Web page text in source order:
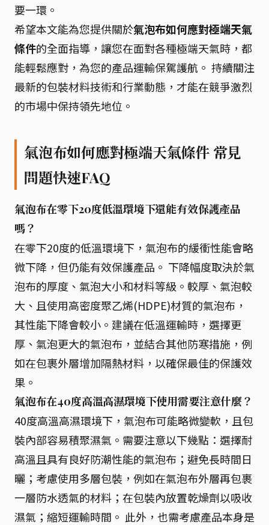
要一環。
希望本文能為您提供關於氣泡布如何應對極端天氣
條件的全面指導，讓您在面對各種極端天氣時，都
能輕鬆應對，為您的產品運輸保駕護航。 持續關注
最新的包裝材料技術和行業動態，才能在競爭激烈
的市場中保持領先地位。
氣泡布如何應對極端天氣條件 常見
問題快速FAQ
氣泡布在零下20度低溫環境下還能有效保護產品
嗎？
在零下20度的低溫環境下，氣泡布的緩衝性能會略
微下降，但仍能有效保護產品。 下降幅度取決於氣
泡布的厚度、氣泡大小和材料等級。較厚、氣泡較
大、且使用高密度聚乙烯(HDPE)材質的氣泡布，
其性能下降會較小。建議在低溫運輸時，選擇更
厚、氣泡更大的氣泡布，並結合其他防寒措施，例
如在包裹外層增加隔熱材料，以確保最佳的保護效
果。
氣泡布在40度高溫高濕環境下使用需要注意什麼？
40度高溫高濕環境下，氣泡布可能略微變軟，且包
裝內部容易積聚濕氣。需要注意以下幾點：選擇耐
高溫且具有良好防潮性能的氣泡布；避免長時間日
曬；考慮使用多層包裝，例如在氣泡布外層再包裹
一層防水透氣的材料；在包裝內放置乾燥劑以吸收
濕氣；縮短運輸時間。 此外，也需考慮產品本身是